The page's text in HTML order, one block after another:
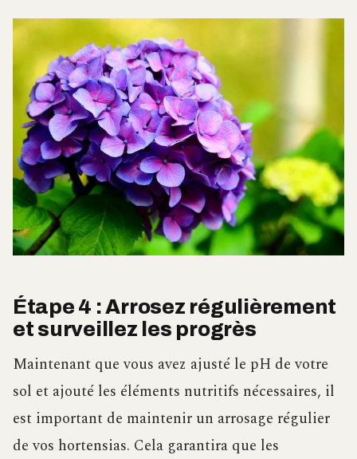
Étape 4 : Arrosez régulièrement
et surveillez les progrès
Maintenant que vous avez ajusté le pH de votre
sol et ajouté les éléments nutritifs nécessaires, il
est important de maintenir un arrosage régulier
de vos hortensias. Cela garantira que les